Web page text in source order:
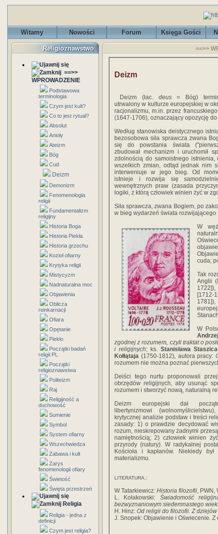
Witamy Nowości Forum Księga Gości
Religioznawstwo
==>>
WPROWADZENIE
Podstawowa
terminologia
Czym jest kult?
Co to jest rytuał?
Absolut
Anioły
Ateizm
Bóg
Cud
Deizm
Demonizm
Fenomenologia
religii
Fundamentalizm
religijny
Historia Boga
Historia Piekła
Historia grzechu
Kozioł ofiarny
Krytyka religii
Mistycyzm
Nadnaturalna moc
Objawienia
Oblicza
reinkarnacji
Ofiara
Opętanie
Piekło
Początki badań
religii PL
Początki
religioznawstwa
Politeizm
Raj
Religijność a
duchowość
Sumienie
Symbol
System ofiarny
Wszechwiedza
Zabawa i kult
Zarys
fenomenologii ofiary
Świetość
Święta przestrzeń
Religia
Religia - jedna z
definicji
Czym jest religia?
==>>
Deizm
Deizm (łac. deus= Bóg) termin
utrwalony w kulturze europejskiej w
racjonalizmu, m.in. przez
(1647-1706), oznaczający opozycję do
Według stanowiska deistycznego
bezosobowa siła sprawcza zwana
się do powstania świata
zbudował mechanizm i uruchomił
zdolnością do samoistnego
wszelkich zmian, odtąd jednak nim
interweniuje w jego bieg. Od
istnieje i rozwija się
wewnętrznych praw (zasada
logiki, z którą człowiek winien żyć w
Siła sprawcza, zwana Bogiem, po
w bieg wydarzeń świata rozwijającego
W
cuda;
Tak
Anglii
[1712-
W
zgodnej z rozumem, czyli traktat o
i religijnych; ks. Stanisława Staszica
Kołłątaja (1750-1812), autora pracy:
rozumem nie można poznać
Deiści tego nurtu proponowali
obrzędów religijnych, aby usunąć
rozumem i stworzyć nową, naturalną
Deizm europejski dał
libertynizmowi
krytycznej analizie podstaw i treści
zasady: 1) o prawdzie decydować
rozum, nieskrepowany żadnymi
namiętnością; 2) człowiek winien
przyrody (natury). W radykalnej
Kościoła i kapłanów. Niekiedy
materializmu.
LITERATURA.:
W Tatarkiewicz: Historia filozofii, PWN,
L. Kołakowski: Świadomość
bezwyznaniowym siedemnastego
H. Hinz: Od religii do filozofii. Z
J. Snopek: Objawienie i Oświecenie.